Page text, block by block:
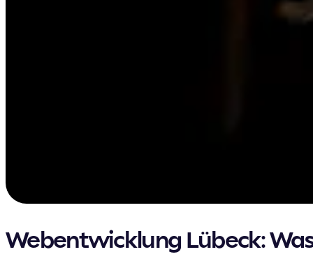
Webentwicklung Lübeck: